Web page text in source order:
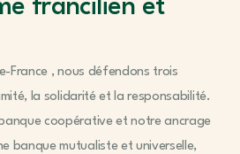
francilien et
France , nous défendons trois
la solidarité et la responsabilité.
coopérative et notre ancrage
banque mutualiste et universelle,